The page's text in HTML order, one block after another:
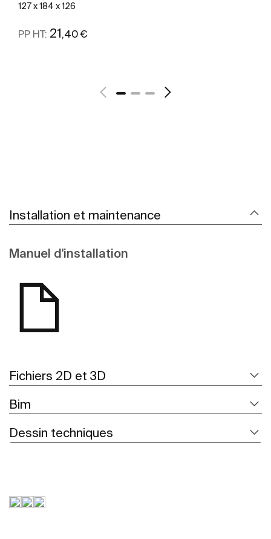
127 x 184 x 126
PP HT: 21,40 €
Installation et maintenance
Manuel d'installation
Fichiers 2D et 3D
Bim
Dessin techniques